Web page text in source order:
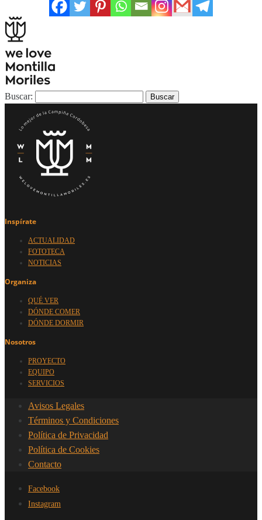
Buscar:
Inspírate
ACTUALIDAD
FOTOTECA
NOTICIAS
Organiza
QUÉ VER
DÓNDE COMER
DÓNDE DORMIR
Nosotros
PROYECTO
EQUIPO
SERVICIOS
Avisos Legales
Términos y Condiciones
Política de Privacidad
Política de Cookies
Contacto
Facebook
Instagram